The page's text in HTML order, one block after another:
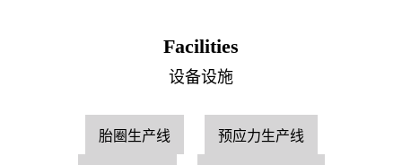
Facilities
设备设施
胎圈生产线 预应力生产线